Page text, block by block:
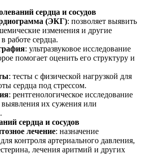
сердца и сосудов
(ЭКГ): позволяет выявить
изменения и другие
работе сердца.
: ультразвуковое исследование
помогает оценить его структуру и
: тесты с физической нагрузкой для
сердца под стрессом.
: рентгенологическое исследование
выявления их сужения или
сердца и сосудов
лечение: назначение
контроля артериального давления,
лечения аритмий и других